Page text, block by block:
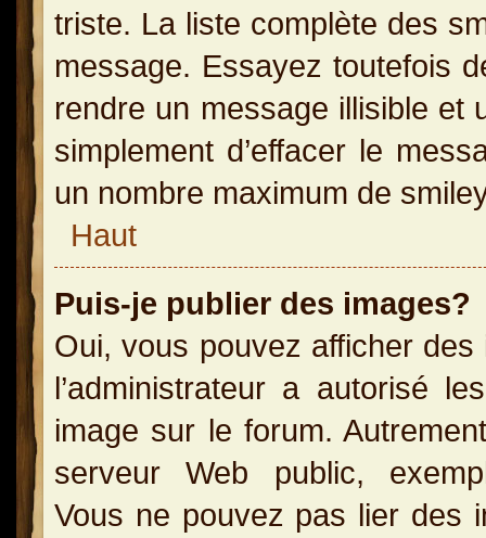
triste. La liste complète des
message. Essayez toutefois
rendre un message illisible et
simplement d’effacer le
un nombre maximum de
Haut
Puis-je publier des images?
Oui, vous pouvez afficher
l’administrateur a autorisé
image sur le forum.
serveur Web public,
Vous ne pouvez pas lier des